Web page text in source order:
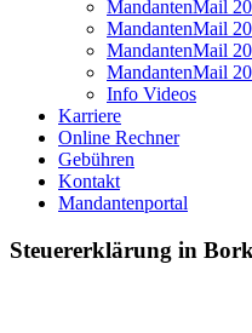
MandantenMail
MandantenMail
MandantenMail
MandantenMail
Info Videos
Karriere
Online Rechner
Gebühren
Kontakt
Mandantenportal
Steuererklärung in